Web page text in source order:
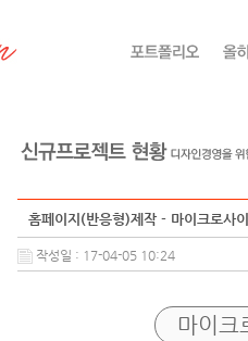
홈페이지(반응형)제작 - 마이크로사
작성일 : 17-04-05 10:24
마이